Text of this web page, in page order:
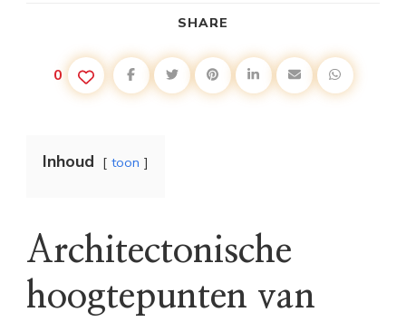
SHARE
0
Inhoud toon
Architectonische
hoogtepunten van